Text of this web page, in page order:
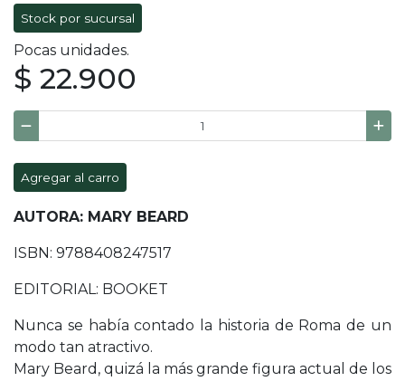
Stock por sucursal
Pocas unidades.
$ 22.900
Agregar al carro
AUTORA: MARY BEARD
ISBN: 9788408247517
EDITORIAL: BOOKET
Nunca se había contado la historia de Roma de un
modo tan atractivo.
Mary Beard, quizá la más grande figura actual de los